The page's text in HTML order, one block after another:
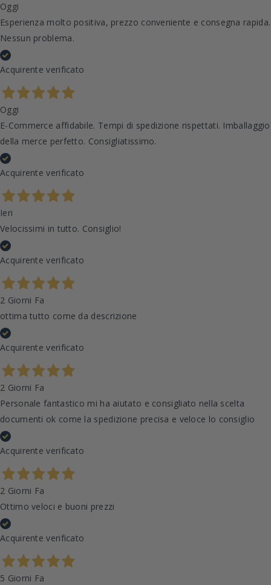
Oggi
Esperienza molto positiva, prezzo conveniente e consegna rapida.
Nessun problema.
Acquirente verificato
Oggi
E-Commerce affidabile. Tempi di spedizione rispettati. Imballaggio
della merce perfetto. Consigliatissimo.
Acquirente verificato
Ieri
Velocissimi in tutto. Consiglio!
Acquirente verificato
2 Giorni Fa
ottima tutto come da descrizione
Acquirente verificato
2 Giorni Fa
Personale fantastico mi ha aiutato e consigliato nella scelta
documenti ok come la spedizione precisa e veloce lo consiglio
Acquirente verificato
2 Giorni Fa
Ottimo veloci e buoni prezzi
Acquirente verificato
5 Giorni Fa